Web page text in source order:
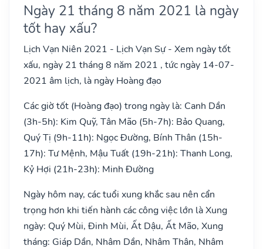
Ngày 21 tháng 8 năm 2021 là ngày
tốt hay xấu?
Lịch Vạn Niên 2021 - Lịch Vạn Sự - Xem ngày tốt
xấu, ngày 21 tháng 8 năm 2021 , tức ngày 14-07-
2021 âm lịch, là ngày Hoàng đạo
Các giờ tốt (Hoàng đạo) trong ngày là: Canh Dần
(3h-5h): Kim Quỹ, Tân Mão (5h-7h): Bảo Quang,
Quý Tị (9h-11h): Ngọc Đường, Bính Thân (15h-
17h): Tư Mệnh, Mậu Tuất (19h-21h): Thanh Long,
Kỷ Hợi (21h-23h): Minh Đường
Ngày hôm nay, các tuổi xung khắc sau nên cẩn
trọng hơn khi tiến hành các công việc lớn là Xung
ngày: Quý Mùi, Đinh Mùi, Ất Dậu, Ất Mão, Xung
tháng: Giáp Dần, Nhâm Dần, Nhâm Thân, Nhâm